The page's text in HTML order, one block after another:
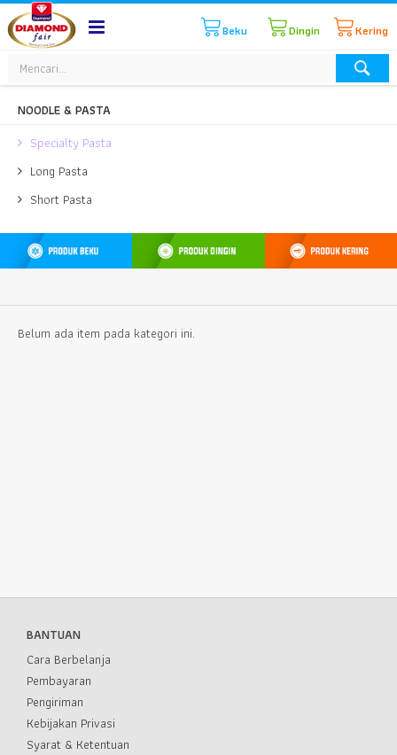
Kering
Dingin
Beku
NOODLE & PASTA
Specialty Pasta
Long Pasta
Short Pasta
Belum ada item pada kategori ini.
BANTUAN
Cara Berbelanja
Pembayaran
Pengiriman
Kebijakan Privasi
Syarat & Ketentuan